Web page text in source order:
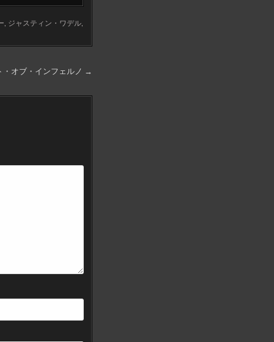
ジャスティン・ワデル,
・オブ・インフェルノ →